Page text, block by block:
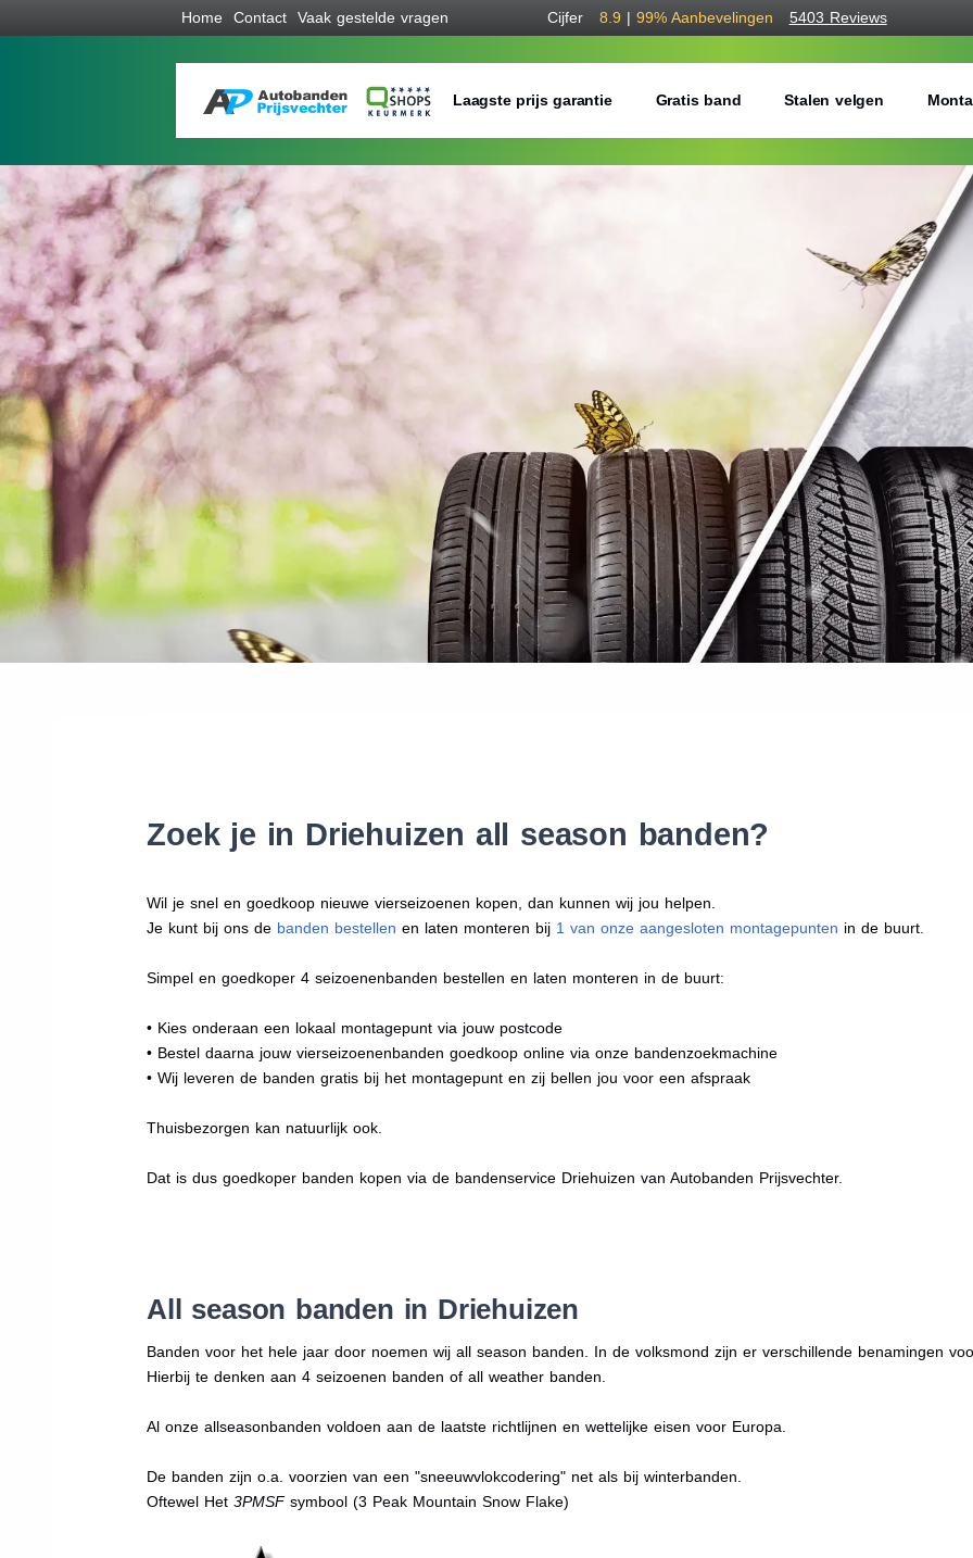
Home Contact Vaak gestelde vragen Cijfer 8.9 | 99% Aanbevelingen 5403 Reviews
Laagste prijs garantie Gratis band Stalen velgen
Bestel voordelig
Gratis bezorgd of
Breedte: Hoogte:
Waar vind ik de maat van mijn
Help mij met bestellen
Zoek je in Driehuizen all season banden?
Wil je snel en goedkoop nieuwe vierseizoenen kopen, dan kunnen wij jou helpen.
Je kunt bij ons de banden bestellen en laten monteren bij 1 van onze aangesloten montagepunten in de buurt.
Simpel en goedkoper 4 seizoenenbanden bestellen en laten monteren in de buurt:
• Kies onderaan een lokaal montagepunt via jouw postcode
• Bestel daarna jouw vierseizoenenbanden goedkoop online via onze bandenzoekmachine
• Wij leveren de banden gratis bij het montagepunt en zij bellen jou voor een afspraak
Thuisbezorgen kan natuurlijk ook.
Dat is dus goedkoper banden kopen via de bandenservice Driehuizen van Autobanden Prijsvechter.
All season banden in Driehuizen
Banden voor het hele jaar door noemen wij all season banden. In de volksmond zijn er verschillende benamingen
Hierbij te denken aan 4 seizoenen banden of all weather banden.
Al onze allseasonbanden voldoen aan de laatste richtlijnen en wettelijke eisen voor Europa.
De banden zijn o.a. voorzien van een "sneeuwvlokcodering" net als bij winterbanden.
Oftewel Het3PMSFsymbool (3 Peak Mountain Snow Flake)